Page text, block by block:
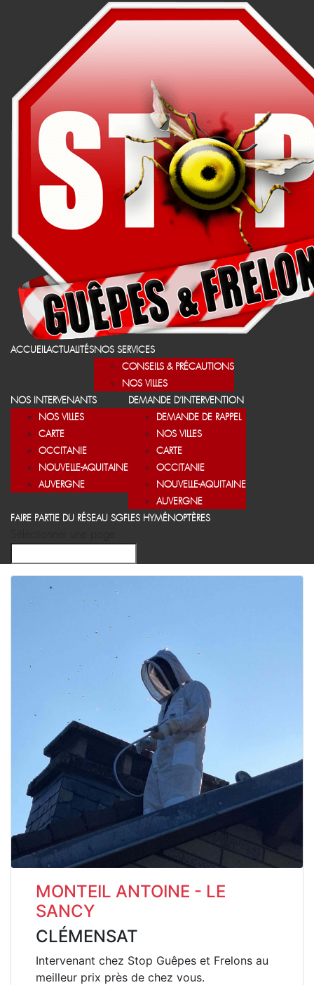
ACCUEILACTUALITÉSNOS SERVICES
CONSEILS & PRÉCAUTIONS
NOS VILLES
NOS INTERVENANTS
NOS VILLES
CARTE
OCCITANIE
NOUVELLE-AQUITAINE
AUVERGNE
DEMANDE D’INTERVENTION
DEMANDE DE RAPPEL
NOS VILLES
CARTE
OCCITANIE
NOUVELLE-AQUITAINE
AUVERGNE
FAIRE PARTIE DU RÉSEAU SGFLES HYMÉNOPTÈRES
MONTEIL ANTOINE - LE
SANCY
CLÉMENSAT
Intervenant chez Stop Guêpes et Frelons au
meilleur prix près de chez vous.